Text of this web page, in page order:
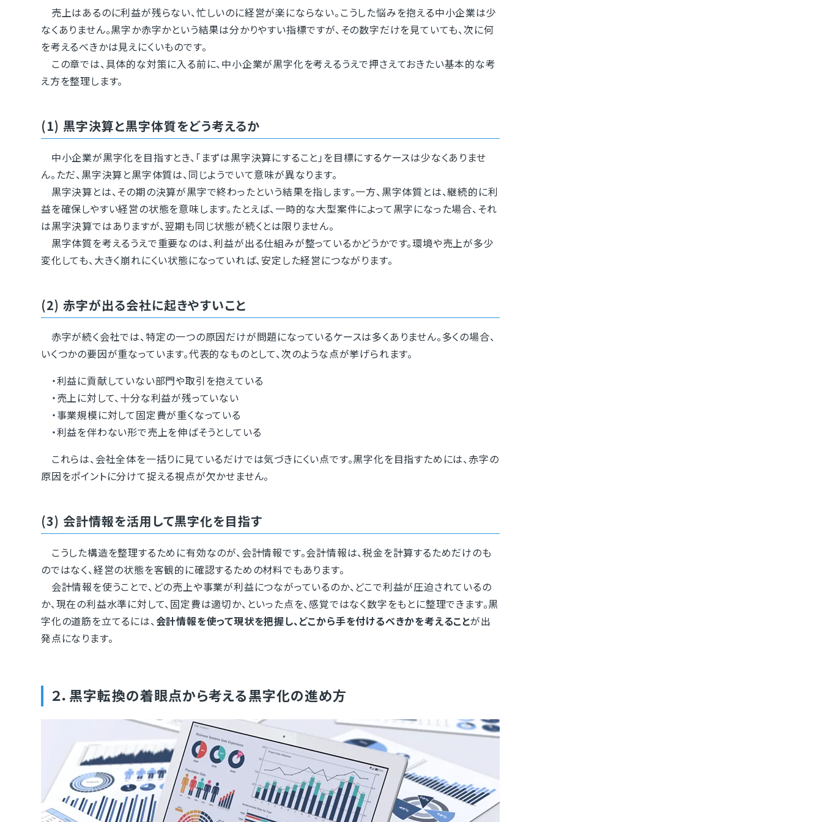
売上はあるのに利益が残らない、忙しいのに経営が楽にならない。こうした悩みを抱える中小企業は少
なくありません。黒字か赤字かという結果は分かりやすい指標ですが、その数字だけを見ていても、次に何
を考えるべきかは見えにくいものです。
この章では、具体的な対策に入る前に、中小企業が黒字化を考えるうえで押さえておきたい基本的な考
え方を整理します。
(1) 黒字決算と黒字体質をどう考えるか
中小企業が黒字化を目指すとき、「まずは黒字決算にすること」を目標にするケースは少なくありませ
ん。ただ、黒字決算と黒字体質は、同じようでいて意味が異なります。
黒字決算とは、その期の決算が黒字で終わったという結果を指します。一方、黒字体質とは、継続的に利
益を確保しやすい経営の状態を意味します。たとえば、一時的な大型案件によって黒字になった場合、それ
は黒字決算ではありますが、翌期も同じ状態が続くとは限りません。
黒字体質を考えるうえで重要なのは、利益が出る仕組みが整っているかどうかです。環境や売上が多少
変化しても、大きく崩れにくい状態になっていれば、安定した経営につながります。
(2) 赤字が出る会社に起きやすいこと
赤字が続く会社では、特定の一つの原因だけが問題になっているケースは多くありません。多くの場合、
いくつかの要因が重なっています。代表的なものとして、次のような点が挙げられます。
・利益に貢献していない部門や取引を抱えている
・売上に対して、十分な利益が残っていない
・事業規模に対して固定費が重くなっている
・利益を伴わない形で売上を伸ばそうとしている
これらは、会社全体を一括りに見ているだけでは気づきにくい点です。黒字化を目指すためには、赤字の
原因をポイントに分けて捉える視点が欠かせません。
(3) 会計情報を活用して黒字化を目指す
こうした構造を整理するために有効なのが、会計情報です。会計情報は、税金を計算するためだけのも
のではなく、経営の状態を客観的に確認するための材料でもあります。
会計情報を使うことで、どの売上や事業が利益につながっているのか、どこで利益が圧迫されているの
か、現在の利益水準に対して、固定費は適切か、といった点を、感覚ではなく数字をもとに整理できます。黒
字化の道筋を立てるには、会計情報を使って現状を把握し、どこから手を付けるべきかを考えることが出
発点になります。
２．黒字転換の着眼点から考える黒字化の進め方